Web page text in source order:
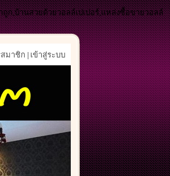
ถูก,บ้านสวยด้วยวอลล์เปเปอร์,แหล่งซื้อขายวอลล์
มาชิก เข้าสู่ระบบ